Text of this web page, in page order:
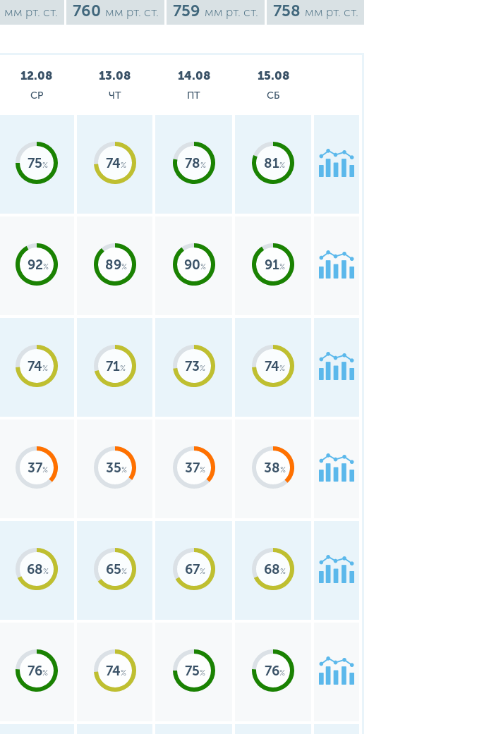
мм рт. ст. 760 мм рт. ст. 759 мм рт. ст. 758 мм рт. ст.
12.08
СР
13.08
ЧТ
14.08
ПТ
15.08
СБ
75 74 78 81
92 89 90 91
74 71 73 74
37 35 37 38
68 65 67 68
76 74 75 76